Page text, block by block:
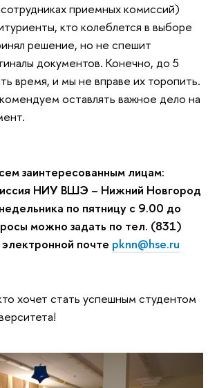
приемных комиссий)
кто колеблется в выборе
решение, но не спешит
документов. Конечно, до 5
время, и мы не вправе их торопить.
оставлять важное дело на
заинтересованным лицам:
НИУ ВШЭ – Нижний Новгород
по пятницу с 9.00 до
можно задать по тел. (831)
почте pknn@hse.ru
хочет стать успешным студентом